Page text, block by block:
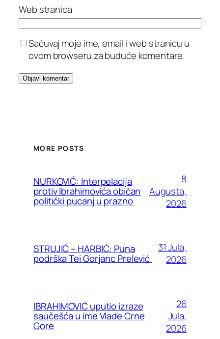
Web stranica
Sačuvaj moje ime, email i web stranicu u
ovom browseru za buduće komentare.
MORE POSTS
NURKOVIĆ: Interpelacija
protiv Ibrahimovića običan
politički pucanj u prazno
8
Augusta,
2026
STRUJIĆ – HARBIĆ: Puna
podrška Tei Gorjanc Prelević
31 Jula,
2026
IBRAHIMOVIĆ uputio izraze
saučešća u ime Vlade Crne
Gore
26
Jula,
2026